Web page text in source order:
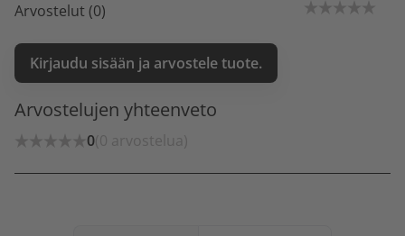
Arvostelut (0)
Kirjaudu sisään ja arvostele tuote.
Arvostelujen yhteenveto
0(0 arvostelua)